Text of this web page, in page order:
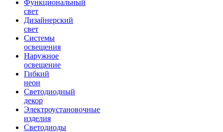
Функциональный
свет
Дизайнерский
свет
Системы
освещения
Наружное
освещение
Гибкий
неон
Светодиодный
декор
Электроустановочные
изделия
Светодиоды